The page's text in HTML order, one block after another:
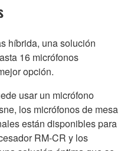
híbrida, una solución
16 micrófonos
opción.
usar un micrófono
los micrófonos de mesa
están disponibles para
RM-CR y los